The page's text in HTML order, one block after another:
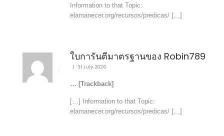
Information to that Topic:
elamanecer.org/recursos/predicas/ […]
ใบการันตีมาตรฐานของ Robin789
31 July, 2026
… [Trackback]
[…] Information to that Topic:
elamanecer.org/recursos/predicas/ […]